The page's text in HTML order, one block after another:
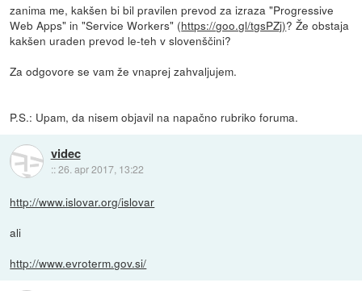
zanima me, kakšen bi bil pravilen prevod za izraza "Progressive
Web Apps" in "Service Workers" (https://goo.gl/tgsPZj)? Že obstaja
kakšen uraden prevod le-teh v slovenščini?
Za odgovore se vam že vnaprej zahvaljujem.
P.S.: Upam, da nisem objavil na napačno rubriko foruma.
videc
::26. apr 2017, 13:22
http://www.islovar.org/islovar
ali
http://www.evroterm.gov.si/